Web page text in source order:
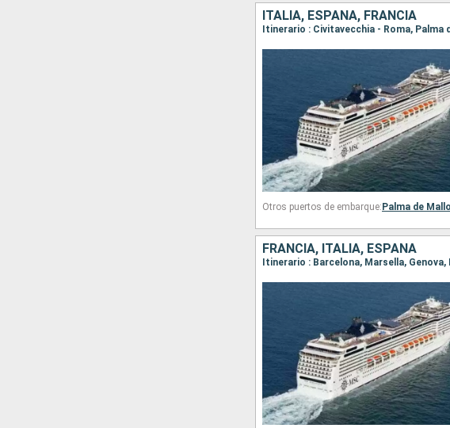
ITALIA, ESPAÑA, FRANCIA
Otros puertos de embarque: Palma de
FRANCIA, ITALIA, ESPAÑA
Itinerario : Barcelona, Marsella,